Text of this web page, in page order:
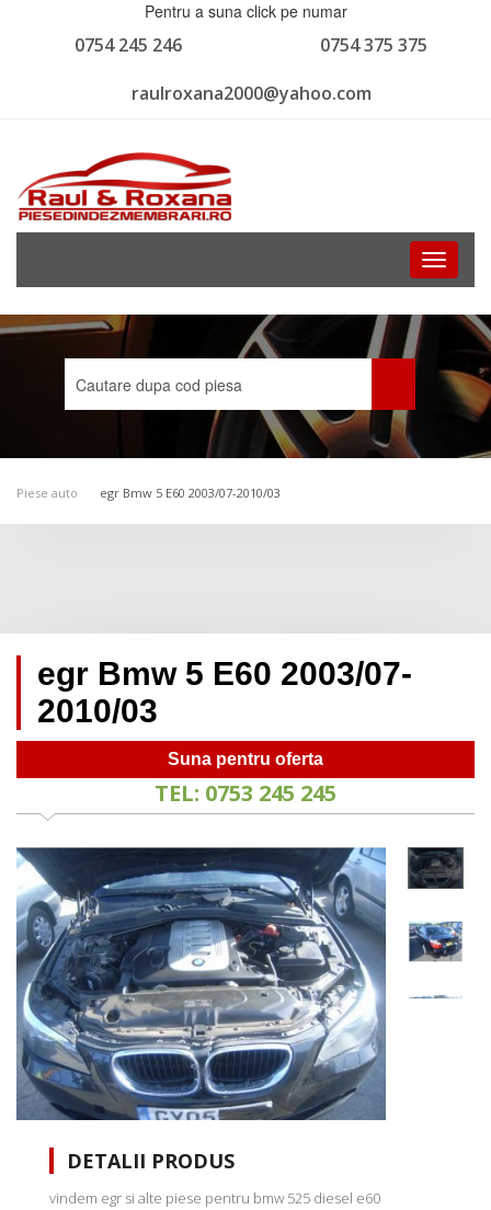
Pentru a suna click pe numar
0754 375 375
0754 245 246
raulroxana2000@yahoo.com
Toggle
Piese auto egr Bmw 5 E60 2003/07-2010/03
egr Bmw 5 E60 2003/07-
2010/03
Suna pentru oferta
TEL: 0753 245 245
DETALII PRODUS
vindem egr si alte piese pentru bmw 525 diesel e60